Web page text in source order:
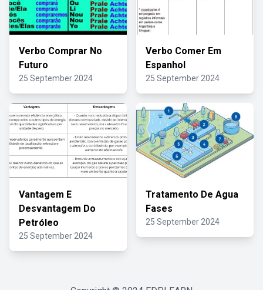
Verbo Comprar No
Futuro
25 September 2024
Verbo Comer Em
Espanhol
25 September 2024
Vantagem E
Desvantagem Do
Petróleo
25 September 2024
Tratamento De Agua
Fases
25 September 2024